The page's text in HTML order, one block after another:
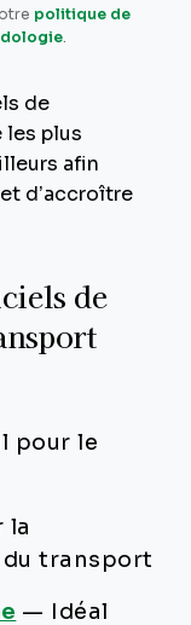
politique de
.
de
les plus
afin
d’accroître
de
pour le
la
transport
—
Idéal